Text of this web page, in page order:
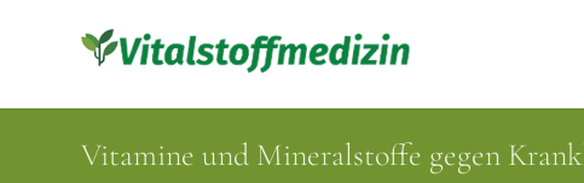
Vitamine und Mineralstoffe gegen